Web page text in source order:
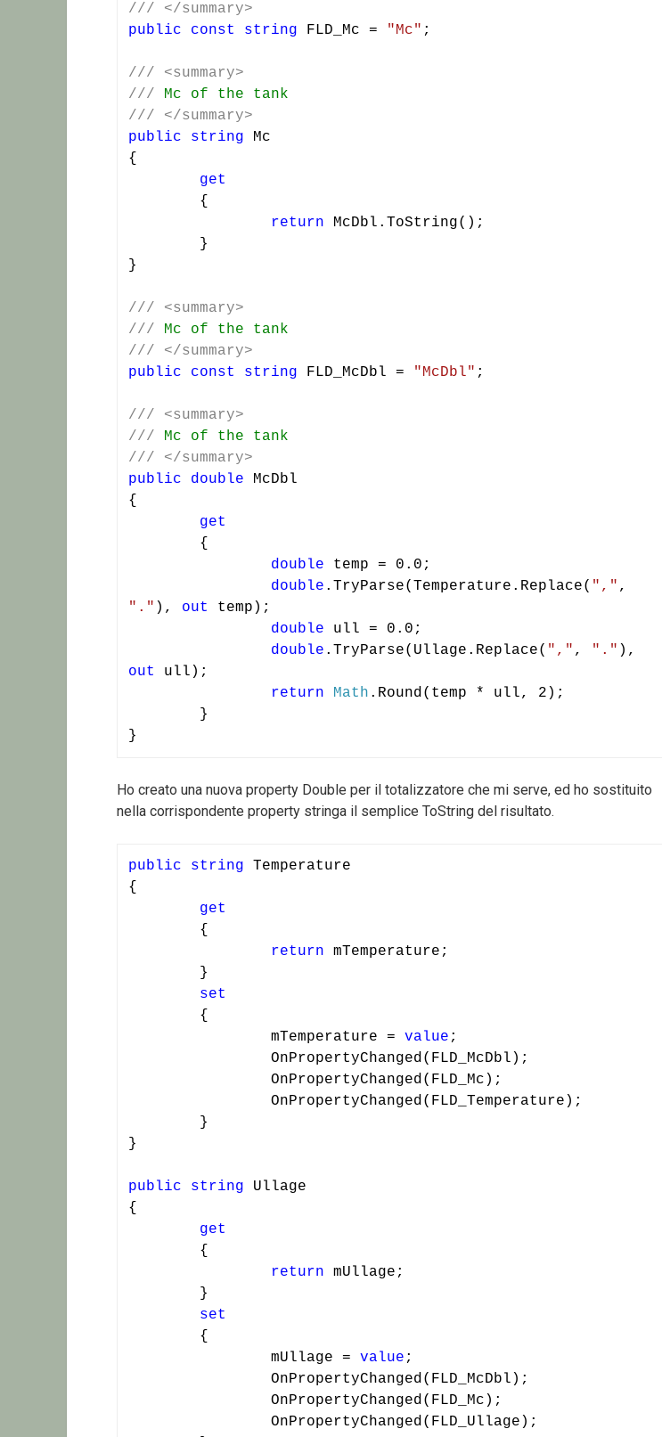
///
</summary>
public
const string FLD_Mc = "Mc" ;
///
<summary>
/// Mc of the tank
///
</summary>
public
string Mc
{
get
return McDbl.ToString();
}
///
<summary>
/// Mc of the tank
///
</summary>
public
const string FLD_McDbl = "McDbl" ;
///
<summary>
/// Mc of the tank
///
</summary>
public
double McDbl
{
get
double temp = 0.0;
double .TryParse(Temperature.Replace( ","
"." ), out temp);
double ull = 0.0;
double .TryParse(Ullage.Replace( "," , "."
out ull);
return
Math .Round(temp * ull, 2);
}
Ho creato una nuova property Double per il totalizzatore che mi serve, ed ho sostituito
nella corrispondente property stringa il semplice ToString del risultato.
public string Temperature
{
get
return mTemperature;
set
		mTemperature =
value ;
public string Ullage
{
get
return mUllage;
set
		mUllage =
value ;